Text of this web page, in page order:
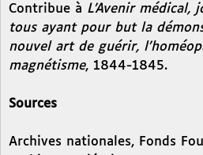
Contribue à L’Avenir médical,
tous ayant pour but la
nouvel art de guérir,
magnétisme, 1844-1845.
Sources
Archives nationales, Fonds